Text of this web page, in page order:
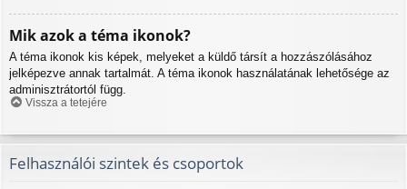
Mik azok a téma ikonok?
A téma ikonok kis képek, melyeket a küldő társít a hozzászólásához
jelképezve annak tartalmát. A téma ikonok használatának lehetősége az
adminisztrátortól függ.
Vissza a tetejére
Felhasználói szintek és csoportok